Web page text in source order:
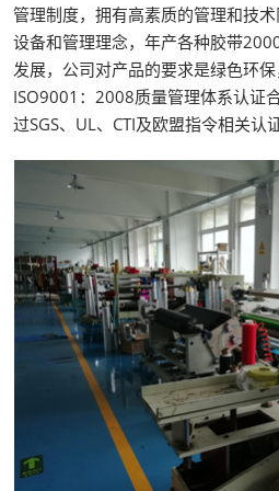
管理制度，拥有高素质的管理和技
设备和管理理念，年产各种胶带
发展，公司对产品的要求是绿色环
ISO9001：2008质量管理体系认证
过SGS、UL、CTI及欧盟指令相关认证